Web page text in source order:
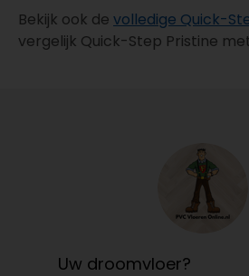
Bekijk ook de volledige Quick-
vergelijk Quick-Step Pristine
Uw droomvloer?